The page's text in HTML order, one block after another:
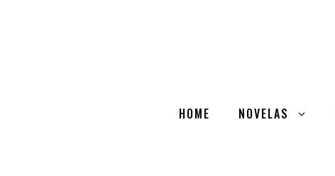
HOME NOVELAS